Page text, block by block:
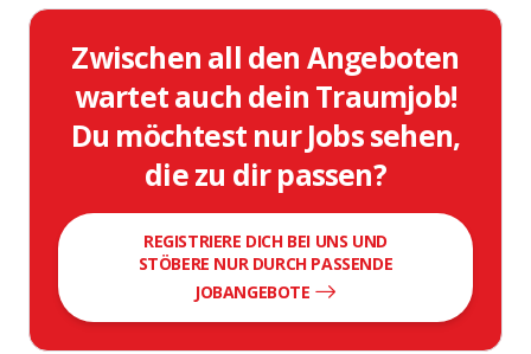
Zwischen all den Angeboten
wartet auch dein Traumjob!
Du möchtest nur Jobs sehen,
die zu dir passen?
REGISTRIERE DICH BEI UNS UND
STÖBERE NUR DURCH PASSENDE
JOBANGEBOTE